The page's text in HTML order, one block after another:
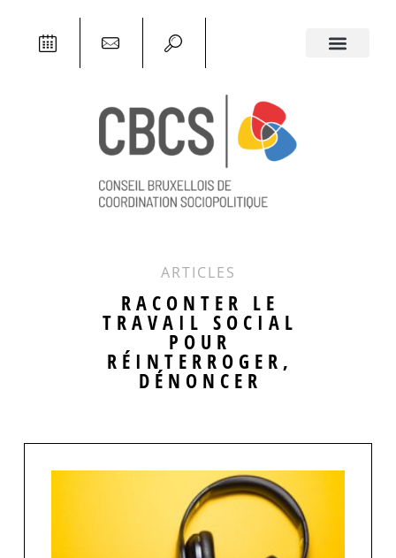
ARTICLES
RACONTER LE
TRAVAIL SOCIAL
POUR
RÉINTERROGER,
DÉNONCER